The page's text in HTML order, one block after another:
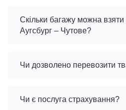
Скільки багажу можна
Аугсбург – Чутове?
Чи дозволено перевозити
Чи є послуга страхування?